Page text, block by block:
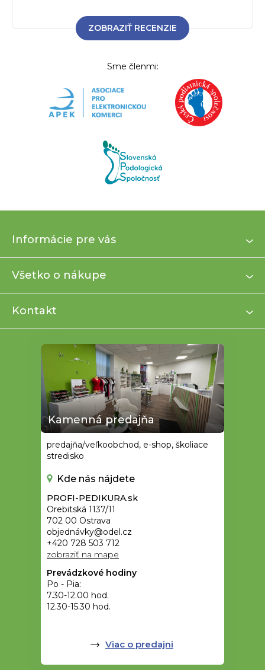
ZOBRAZIŤ RECENZIE
Sme členmi:
p
t
Informácie pre vás
Všetko o nákupe
Kontakt
Kamenná predajňa
predajňa/veľkoobchod, e-shop, školiace
stredisko
Kde nás nájdete
PROFI-PEDIKURA.sk
Orebitská 1137/11
702 00 Ostrava
objednávky@odel.cz
+420 728 503 712
zobraziť na mape
Prevádzkové hodiny
Po - Pia:
7.30-12.00 hod.
12.30-15.30 hod.
Viac o predajni